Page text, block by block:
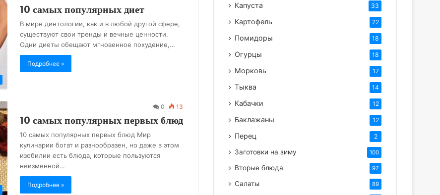
10 самых популярных диет
В мире диетологии, как и в любой другой сфере,
существуют свои тренды и вечные ценности.
Одни диеты обещают мгновенное похудение,…
Подробнее »
0 13
10 самых популярных первых блюд
10 самых популярных первых блюд Мир
кулинарии богат и разнообразен, но даже в этом
изобилии есть блюда, которые пользуются
неизменной…
Подробнее »
Капуста 33
Картофель 22
Помидоры 18
Огурцы 18
Морковь 17
Тыква 14
Кабачки 12
Баклажаны 12
Перец 2
Заготовки на зиму 100
Вторые блюда 97
Салаты 89